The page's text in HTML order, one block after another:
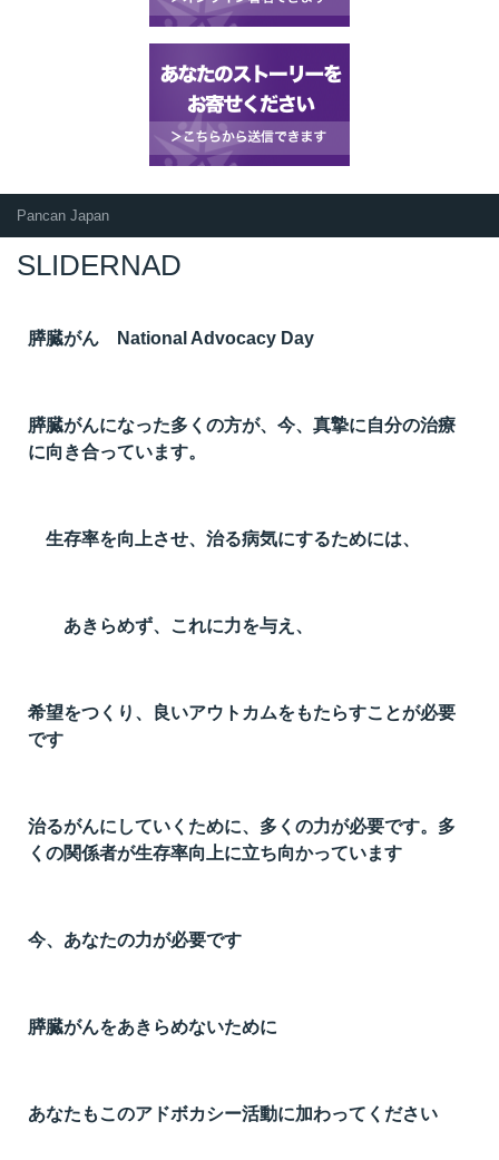
Pancan Japan
SLIDERNAD
膵臓がん National Advocacy Day
膵臓がんになった多くの方が、今、真摯に自分の治療
に向き合っています。
生存率を向上させ、治る病気にするためには、
あきらめず、これに力を与え、
希望をつくり、良いアウトカムをもたらすことが必要
です
治るがんにしていくために、多くの力が必要です。多
くの関係者が生存率向上に立ち向かっています
今、あなたの力が必要です
膵臓がんをあきらめないために
あなたもこのアドボカシー活動に加わってください